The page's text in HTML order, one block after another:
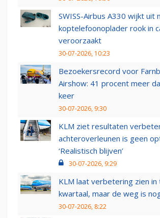
SWISS-Airbus A330 wijkt uit
koptelefoonoplader rook in
veroorzaakt
30-07-2026, 10:23
Bezoekersrecord voor
Airshow: 41 procent meer
keer
30-07-2026, 9:30
KLM ziet resultaten
achteroverleunen is geen
‘Realistisch blijven’
30-07-2026, 9:29
KLM laat verbetering zien
kwartaal, maar de weg is
30-07-2026, 8:22